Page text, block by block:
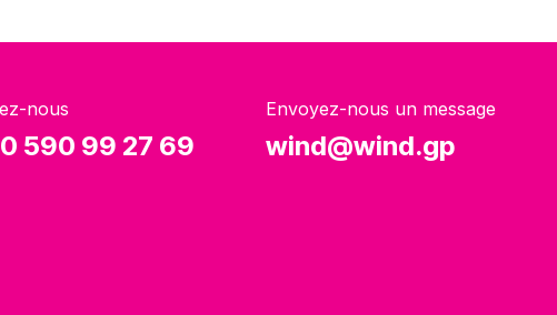
nous
590 99 27 69
Envoyez-nous un message
wind@wind.gp